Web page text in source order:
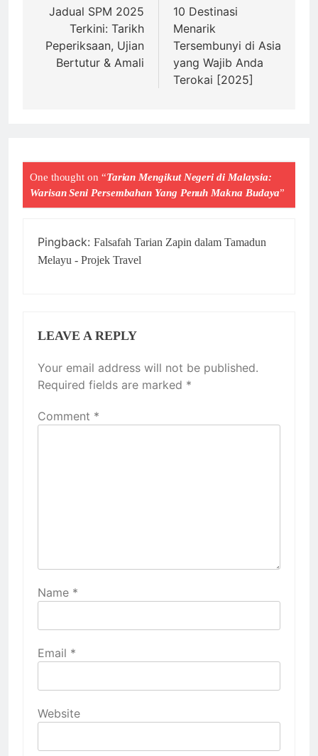
navigation
Jadual SPM 2025
Terkini: Tarikh
Peperiksaan, Ujian
Bertutur & Amali
10 Destinasi
Menarik
Tersembunyi di Asia
yang Wajib Anda
Terokai [2025]
One thought on “Tarian Mengikut Negeri di Malaysia:
Warisan Seni Persembahan Yang Penuh Makna Budaya”
Pingback: Falsafah Tarian Zapin dalam Tamadun
Melayu - Projek Travel
LEAVE A REPLY
Your email address will not be published.
Required fields are marked *
Comment *
Name *
Email *
Website